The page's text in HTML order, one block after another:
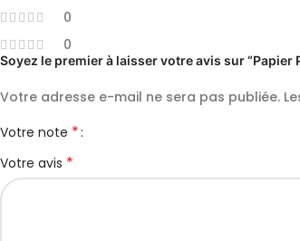
0
0
Soyez le premier à laisser votre avis sur “Papier
Votre adresse e-mail ne sera pas publiée.
Votre note *
Votre avis *